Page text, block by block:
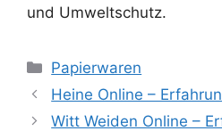
und Umweltschutz.
Categories
Papierwaren
Heine Online –
Witt Weiden Online –